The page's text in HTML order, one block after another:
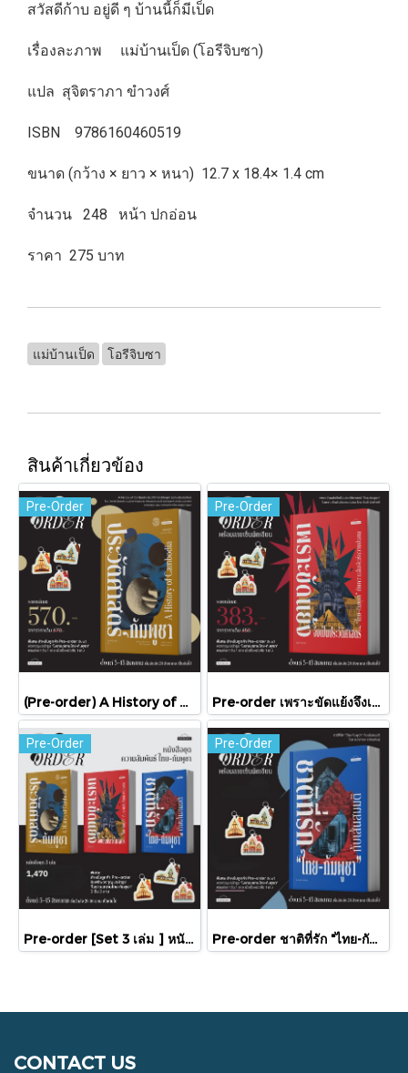
สวัสดีก้าบ อยู่ดี ๆ บ้านนี้ก็มีเป็ด
เรื่องละภาพ แม่บ้านเป็ด (โอรีจิบซา)
แปล สุจิตราภา ขำวงศ์
ISBN 9786160460519
ขนาด (กว้าง × ยาว × หนา) 12.7 x 18.4× 1.4 cm
จำนวน 248 หน้า ปกอ่อน
ราคา 275 บาท
แม่บ้านเป็ด โอรีจิบซา
สินค้าเกี่ยวข้อง
Pre-Order
(Pre-order) A History of Cambodia ประวัติศาสตร์กัมพูชา (ฉบับปรับปรุงใหม่) / David Chandler / มติชน
Pre-Order
Pre-order เพราะขัดแย้งจึงเป็นประวัติศาสตร์ "ไทย-กัมพูชา" กับความสัมพันธ์หวานปนขม / มติชน
Pre-Order
Pre-order [Set 3 เล่ม ] หนังสือชุดความสัมพันธ์ "ไทย-กัมพูชา" / มติชน
Pre-Order
Pre-order ชาติที่รัก "ไทย-กัมพูชา" กับเส้นสมมติ / พวงทอง ภวัครพันธุ์ / มติชน
CONTACT US